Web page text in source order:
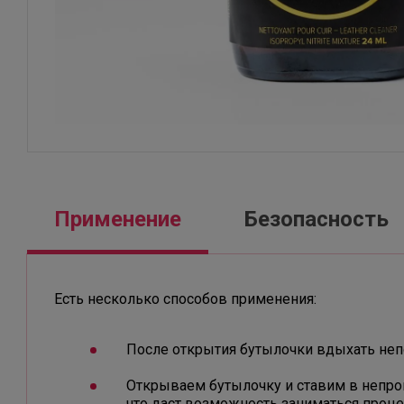
Применение Безопасность
Есть несколько способов применения:
После открытия бутылочки вдыхать
Открываем бутылочку и ставим в